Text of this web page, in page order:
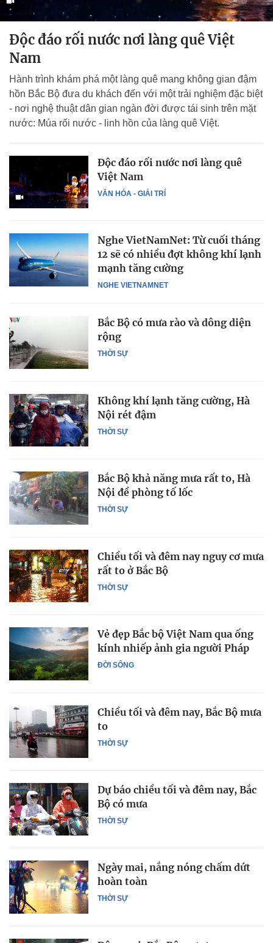
Độc đáo rối nước nơi làng quê Việt
Nam
Hành trình khám phá một làng quê mang không gian đậm
hồn Bắc Bộ đưa du khách đến với một trải nghiệm đặc biệt
- nơi nghệ thuật dân gian ngàn đời được tái sinh trên mặt
nước: Múa rối nước - linh hồn của làng quê Việt.
VĂN HÓA - GIẢI TRÍ
Độc đáo rối nước nơi làng quê
Việt Nam
NGHE VIETNAMNET
Nghe VietNamNet: Từ cuối tháng
12 sẽ có nhiều đợt không khí lạnh
mạnh tăng cường
THỜI SỰ
Bắc Bộ có mưa rào và dông diện
rộng
THỜI SỰ
Không khí lạnh tăng cường, Hà
Nội rét đậm
THỜI SỰ
Bắc Bộ khả năng mưa rất to, Hà
Nội đề phòng tố lốc
THỜI SỰ
Chiều tối và đêm nay nguy cơ mưa
rất to ở Bắc Bộ
ĐỜI SỐNG
Vẻ đẹp Bắc bộ Việt Nam qua ống
kính nhiếp ảnh gia người Pháp
THỜI SỰ
Chiều tối và đêm nay, Bắc Bộ mưa
to
THỜI SỰ
Dự báo chiều tối và đêm nay, Bắc
Bộ có mưa
THỜI SỰ
Ngày mai, nắng nóng chấm dứt
hoàn toàn